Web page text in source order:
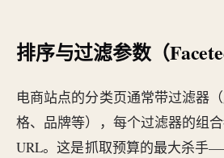
排序与过滤参数（
电商站点的分类页通常带过滤器
格、品牌等），每个过滤器的组
URL。这是抓取预算的最大杀手